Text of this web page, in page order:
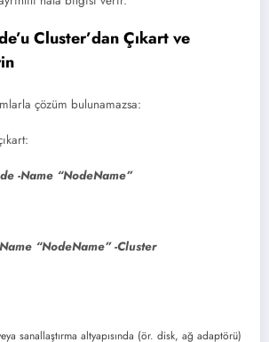
Cluster’dan Çıkart ve
çözüm bulunamazsa:
-Name “NodeName”
“NodeName” -Cluster
sanallaştırma altyapısında (ör. disk, ağ adaptörü)